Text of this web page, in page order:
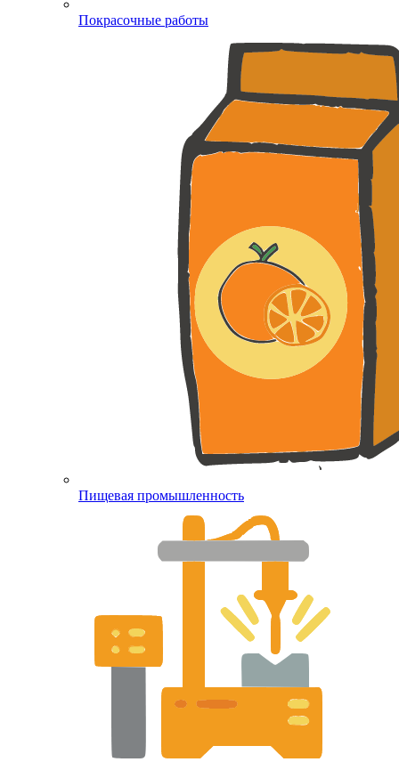
Покрасочные работы
Пищевая промышленность